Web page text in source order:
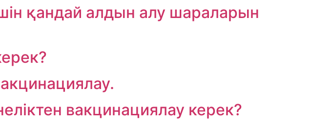
қандай алдын алу шараларын
вакцинациялау керек?